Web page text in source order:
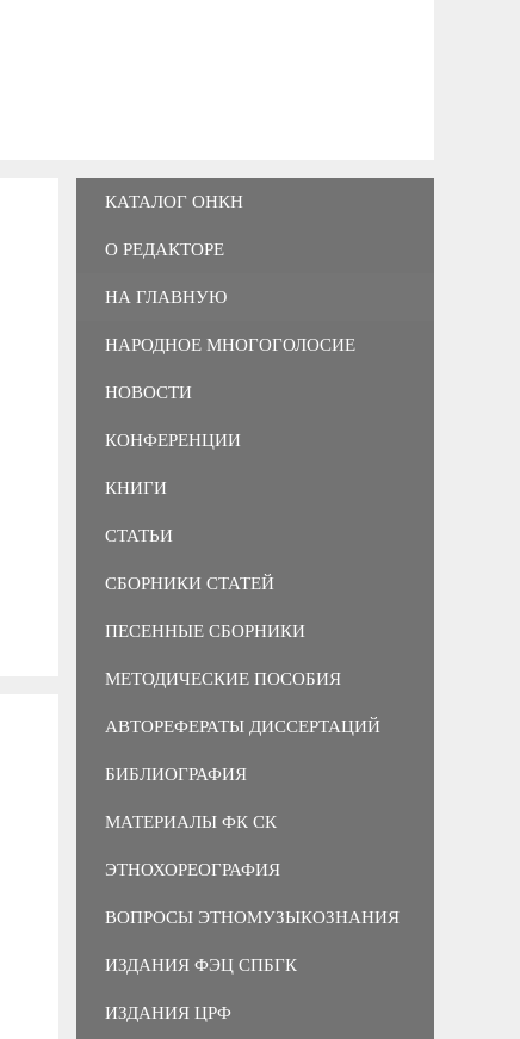
КАТАЛОГ ОНКН
О РЕДАКТОРЕ
НА ГЛАВНУЮ
НАРОДНОЕ МНОГОГОЛОСИЕ
НОВОСТИ
КОНФЕРЕНЦИИ
КНИГИ
СТАТЬИ
СБОРНИКИ СТАТЕЙ
ПЕСЕННЫЕ СБОРНИКИ
МЕТОДИЧЕСКИЕ ПОСОБИЯ
АВТОРЕФЕРАТЫ ДИССЕРТАЦИЙ
БИБЛИОГРАФИЯ
МАТЕРИАЛЫ ФК СК
ЭТНОХОРЕОГРАФИЯ
ВОПРОСЫ ЭТНОМУЗЫКОЗНАНИЯ
ИЗДАНИЯ ФЭЦ СПБГК
ИЗДАНИЯ ЦРФ